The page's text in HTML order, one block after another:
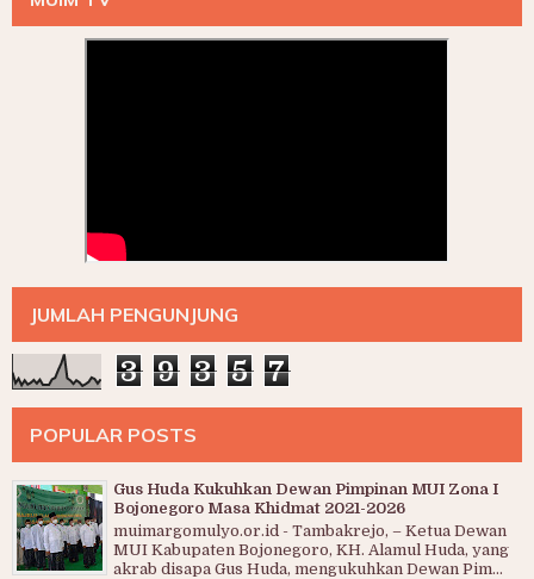
JUMLAH PENGUNJUNG
3 9 3 5 7
POPULAR POSTS
Gus Huda Kukuhkan Dewan Pimpinan MUI Zona I
Bojonegoro Masa Khidmat 2021-2026
muimargomulyo.or.id - Tambakrejo, – Ketua Dewan
MUI Kabupaten Bojonegoro, KH. Alamul Huda, yang
akrab disapa Gus Huda, mengukuhkan Dewan Pim...